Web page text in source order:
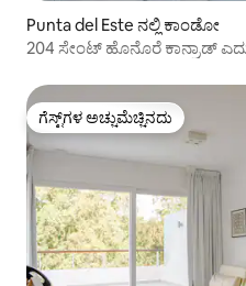
Punta del Este ನಲ್ಲಿ ಕಾಂಡೋ
204 ಸೇಂಟ್ ಹೊನೊರೆ ಕಾನ್ರಾಡ್
ಗೆಸ್ಟ್‌ಗಳ ಅಚ್ಚುಮೆಚ್ಚಿನದು
ಗೆಸ್ಟ್‌ಗಳ ಅಚ್ಚುಮೆಚ್ಚಿನದು